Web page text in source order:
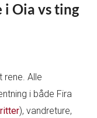
Oia vs ting
rene. Alle
i både Fira
), vandreture,